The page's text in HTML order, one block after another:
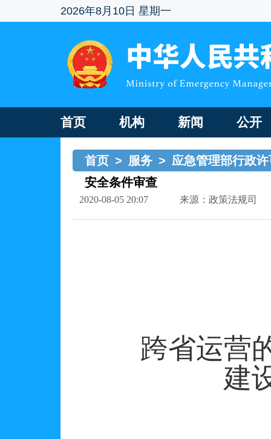
2026年8月10日 星期一
首页 机构 新闻 公开
首页 > 服务 > 应急管理部行政
安全条件审查
2020-08-05 20:07 来源：政策法规司
跨省运营
建